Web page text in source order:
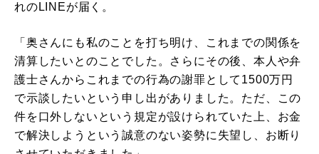
れのLINEが届く。
「奥さんにも私のことを打ち明け、これまでの関係を
清算したいとのことでした。さらにその後、本人や弁
護士さんからこれまでの行為の謝罪として1500万円
で示談したいという申し出がありました。ただ、この
件を口外しないという規定が設けられていた上、お金
で解決しようという誠意のない姿勢に失望し、お断り